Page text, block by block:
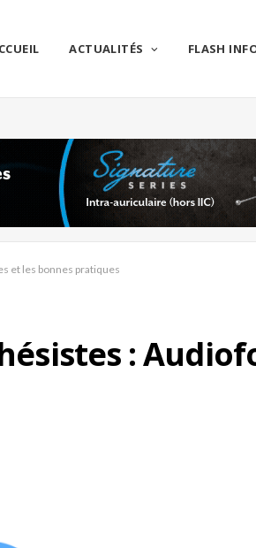
ACTUALITÉS FLASH
et les bonnes pratiques
: